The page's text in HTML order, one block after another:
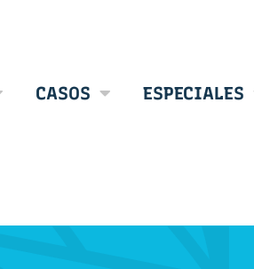
CASOS ESPECIALES